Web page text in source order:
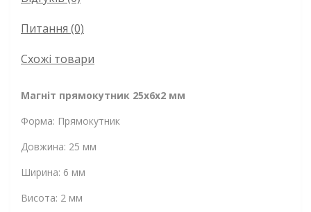
Питання (0)
Схожі товари
Магніт прямокутник 25х6х2 мм
Форма: Прямокутник
Довжина: 25 мм
Ширина: 6 мм
Висота: 2 мм